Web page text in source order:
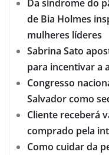
Da síndrome do
de Bia Holmes
mulheres líderes
Sabrina Sato
para incentivar a
Congresso
Salvador como
Cliente receberá
comprado pela
Como cuidar da